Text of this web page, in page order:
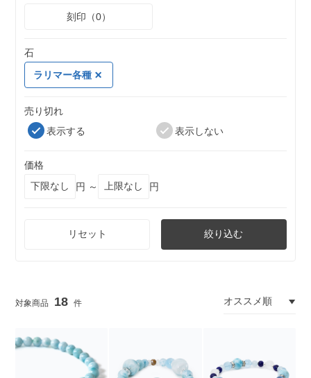
刻印（0）
石
ラリマー各種
売り切れ
表示する
表示しない
価格
円 ～
円
リセット 絞り込む
18